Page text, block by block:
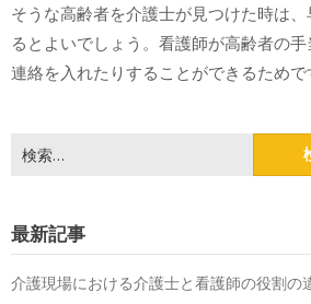
そうな高齢者を介護士が見つけた時は
るとよいでしょう。看護師が高齢者の
連絡を入れたりすることができるためで
検
索:
最新記事
介護現場における介護士と看護師の役割の